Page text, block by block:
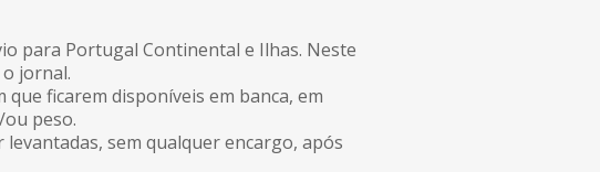
para Portugal Continental e Ilhas. Neste
jornal.
ficarem disponíveis em banca, em
peso.
sem qualquer encargo, após